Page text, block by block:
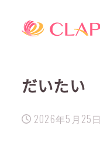
だいたい
投稿日
2026年5月25日